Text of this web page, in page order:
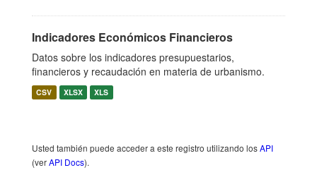
Indicadores Económicos Financieros
Datos sobre los indicadores presupuestarios,
financieros y recaudación en materia de urbanismo.
CSV XLSX XLS
Usted también puede acceder a este registro utilizando losAPI
(verAPI Docs).